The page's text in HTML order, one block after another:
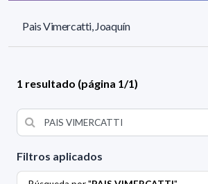
Filtros aplicados
Pais Vimercatti, Joaquín
1 resultado (página 1/1)